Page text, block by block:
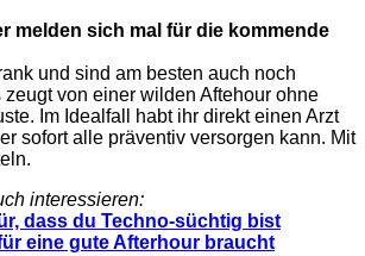
melden sich mal für die kommende
und sind am besten auch noch
von einer wilden Aftehour ohne
Im Idealfall habt ihr direkt einen Arzt
sofort alle präventiv versorgen kann. Mit
interessieren:
dass du Techno-süchtig bist
eine gute Afterhour braucht